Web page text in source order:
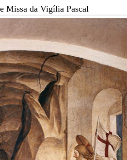
Missa da Vigília Pascal